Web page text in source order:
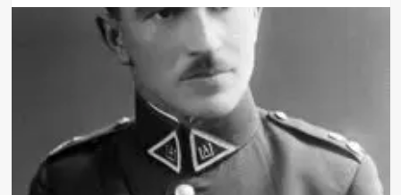
about
<strong>PASKELBTA,
KURIE
MOKAMI
IR